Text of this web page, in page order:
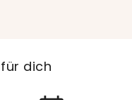
dich